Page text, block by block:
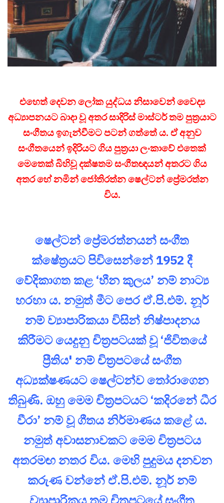
එහෙත් දෙවන ලෝක යුද්ධය නිසාවෙන් වෛද්‍ය
අධ්‍යාපනයට බාදා වූ අතර සාදිරිස් මාස්ටර් තම පුත්‍රයාට
සංගීතය ඉගැන්වීමට පටන් ගත්තේ ය. ඒ අනුව
සංගීතයෙන් ඉදිරියට ගිය පුත්‍රයා ලංකාවේ එතෙක්
මෙතෙක් බිහිවූ දක්ෂතම සංගීතඥයන් අතරට ගිය
අතර හේ නමින් ජෝතිරත්න ෂෙල්ටන් ප්‍රේමරත්න
විය.
ෂෙල්ටන් ප්‍රේමරත්නයන් සංගීත
ක්ෂේත්‍රයට පිවිසෙන්නේ 1952 දී
වේදිකාගත කළ ‘හීන කුලය’ නම් නාට්‍ය
හරහා ය. නමුත් මීට පෙර ඒ.පි.එම්. නූර්
නම් ව්‍යාපාරිකයා විසින් නිෂ්පාදනය
කිරීමට යෙදුනු චිත්‍රපටයක් වූ ‘ජිවිතයේ
ප්‍රීතිය' නම් චිත්‍රපටයේ සංගීත
අධ්‍යක්ෂණයට ෂෙල්ටන්ව තෝරාගෙන
තිබුණි. ඔහු මෙම චිත්‍රපටයට ‘කදිරනේ ධීර
වීරා’ නම් වූ ගීතය නිර්මාණය කළේ ය.
නමුත් අවාසනාවකට මෙම චිත්‍රපටය
අතරමඟ නතර විය. මෙහි පුදුමය දනවන
කරුණ වන්නේ ඒ.පි.එම්. නූර් නම්